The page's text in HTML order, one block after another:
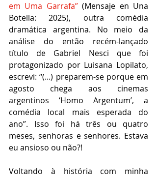
em Uma Garrafa” (Mensaje en Una
Botella: 2025), outra comédia
dramática argentina. No meio da
análise do então recém-lançado
título de Gabriel Nesci que foi
protagonizado por Luisana Lopilato,
escrevi: “(...) preparem-se porque em
agosto chega aos cinemas
argentinos ‘Homo Argentum’, a
comédia local mais esperada do
ano”. Isso foi há três ou quatro
meses, senhoras e senhores. Estava
eu ansioso ou não?!
Voltando à história com minha